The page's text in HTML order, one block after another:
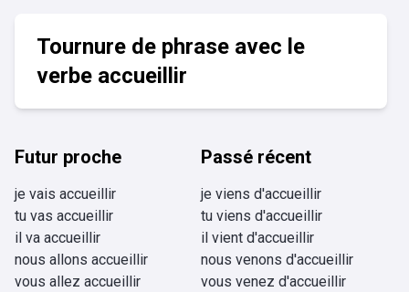
Tournure de phrase avec le
verbe accueillir
Futur proche
je vais accueillir
tu vas accueillir
il va accueillir
nous allons accueillir
vous allez accueillir
Passé récent
je viens d'accueillir
tu viens d'accueillir
il vient d'accueillir
nous venons d'accueillir
vous venez d'accueillir